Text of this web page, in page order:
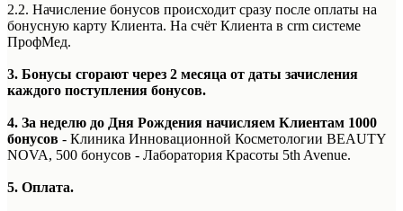
2.2. Начисление бонусов происходит сразу после оплаты на
бонусную карту Клиента. На счёт Клиента в crm системе
ПрофМед.
3. Бонусы сгорают через 2 месяца от даты зачисления
каждого поступления бонусов.
4. За неделю до Дня Рождения начисляем Клиентам 1000
бонусов - Клиника Инновационной Косметологии BEAUTY
NOVA, 500 бонусов - Лаборатория Красоты 5th Avenue.
5. Оплата.